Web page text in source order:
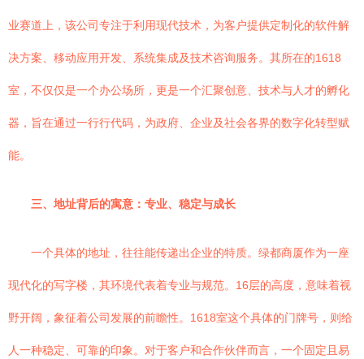
业赛道上，该公司专注于利用现代技术，为客户提供定制化的软件解
决方案、移动应用开发、系统集成及技术咨询服务。其所在的1618
室，不仅仅是一个办公场所，更是一个汇聚创意、技术与人才的孵化
器，旨在通过一行行代码，为政府、企业及社会各界的数字化转型赋
能。
三、地址背后的寓意：专业、稳定与成长
一个具体的地址，往往能传递出企业的特质。绿都商厦作为一座
现代化的写字楼，其环境代表着专业与规范。16层的高度，意味着视
野开阔，象征着公司发展的前瞻性。1618室这个具体的门牌号，则给
人一种稳定、可靠的印象。对于客户和合作伙伴而言，一个固定且易